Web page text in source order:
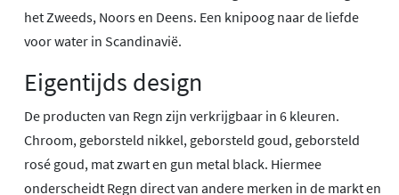
het Zweeds, Noors en Deens. Een knipoog naar de liefde
voor water in Scandinavië.
Eigentijds design
De producten van Regn zijn verkrijgbaar in 6 kleuren.
Chroom, geborsteld nikkel, geborsteld goud, geborsteld
rosé goud, mat zwart en gun metal black. Hiermee
onderscheidt Regn direct van andere merken in de markt en